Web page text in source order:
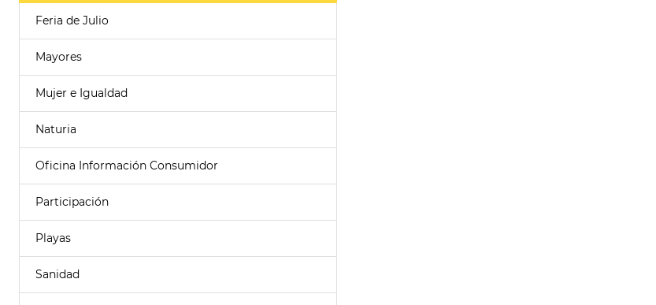
Feria de Julio
Mayores
Mujer e Igualdad
Naturia
Oficina Información Consumidor
Participación
Playas
Sanidad